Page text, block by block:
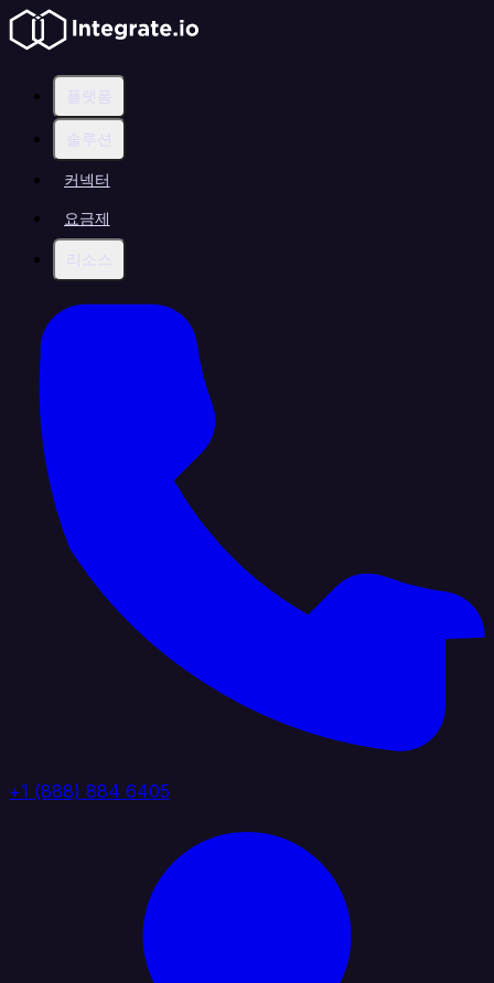
플랫폼
솔루션
커넥터
요금제
리소스
+1 (888) 884 6405